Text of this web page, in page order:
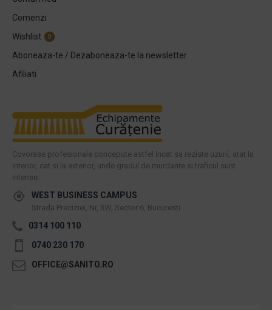
Comenzi
Wishlist
0
Aboneaza-te / Dezaboneaza-te la newsletter
Afiliati
Covorase profesionale concepute astfel incat sa reziste uzurii, atat la
interior, cat si la exterior, unde gradul de murdarire si traficul sunt
intense.
WEST BUSINESS CAMPUS
Strada Preciziei, Nr, 3W, Sector 6, Bucuresti
0314 100 110
0740 230 170
OFFICE@SANITO.RO